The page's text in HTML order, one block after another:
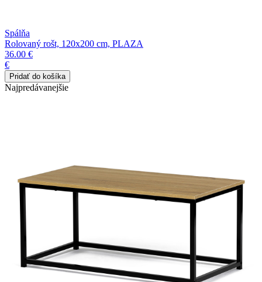
Spálňa
Rolovaný rošt, 120x200 cm, PLAZA
36.00 €
€
Najpredávanejšie